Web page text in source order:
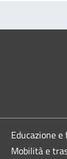
Educazione
Mobilità e